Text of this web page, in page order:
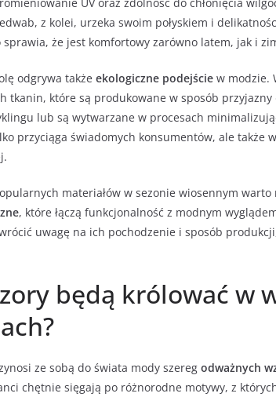
z kolei, urzeka swoim połyskiem i
że jest komfortowy zarówno latem, jak i
odgrywa także ekologiczne podejście w modzie.
tkanin, które są produkowane w sposób
lub są wytwarzane w procesach
przyciąga świadomych konsumentów, ale także
materiałów w sezonie wiosennym
, które łączą funkcjonalność z modnym
uwagę na ich pochodzenie i sposób
będą królować w
ze sobą do świata mody szereg odważnych
chętnie sięgają po różnorodne motywy, z